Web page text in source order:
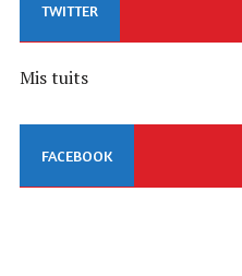
TWITTER
Mis tuits
FACEBOOK